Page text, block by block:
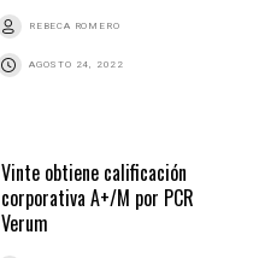
REBECA ROMERO
AGOSTO 24, 2022
Vinte obtiene calificación
corporativa A+/M por PCR
Verum